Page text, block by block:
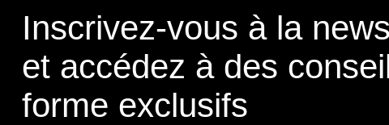
Inscrivez-vous à la
et accédez à des
forme exclusifs